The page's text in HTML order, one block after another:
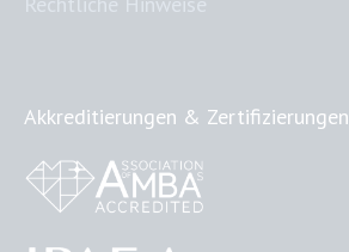
Akkreditierungen & Zertifizierungen